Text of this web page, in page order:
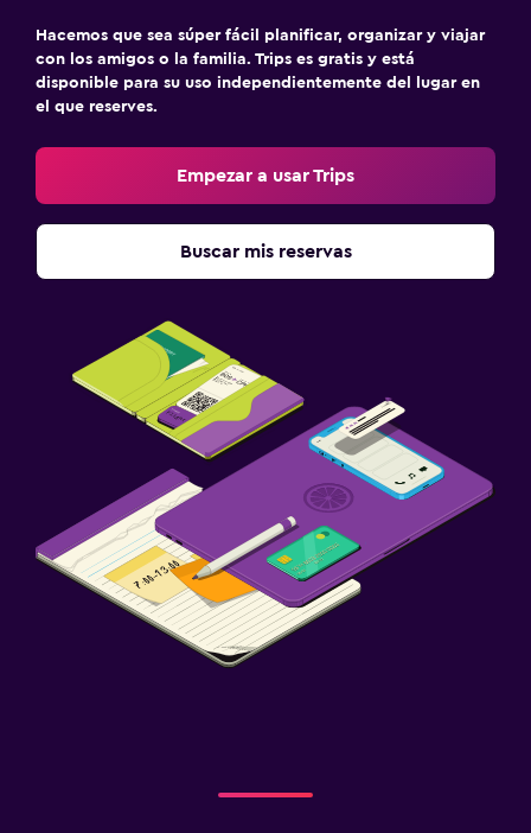
Hacemos que sea súper fácil planificar, organizar y viajar
con los amigos o la familia. Trips es gratis y está
disponible para su uso independientemente del lugar en
el que reserves.
Empezar a usar Trips
Buscar mis reservas